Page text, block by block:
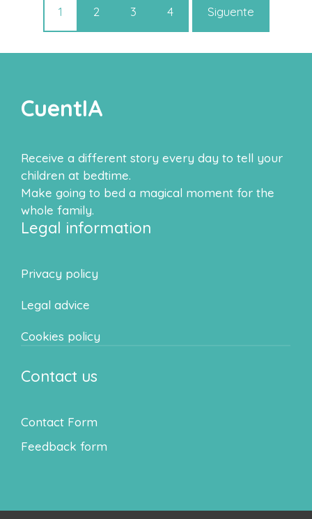
1 2 3 4 Siguente
CuentIA
Receive a different story every day to tell your
children at bedtime.
Make going to bed a magical moment for the
whole family.
Legal information
Privacy policy
Legal advice
Cookies policy
Contact us
Contact Form
Feedback form